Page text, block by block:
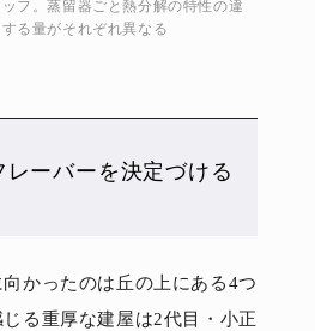
フ。蒸留器ごと熱分解の特性の違
る量がそれぞれ異なる
レーバーを決定づける
かったのは丘の上にある4つ
る重厚な建屋は2代目・小正